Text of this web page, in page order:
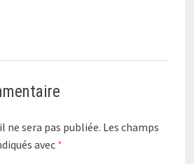
ne sera pas publiée. Les champs
avec *